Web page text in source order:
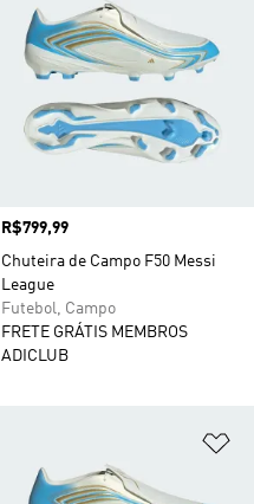
Preço
R$799,99
Chuteira de Campo F50 Messi
League
Futebol, Campo
FRETE GRÁTIS MEMBROS
ADICLUB